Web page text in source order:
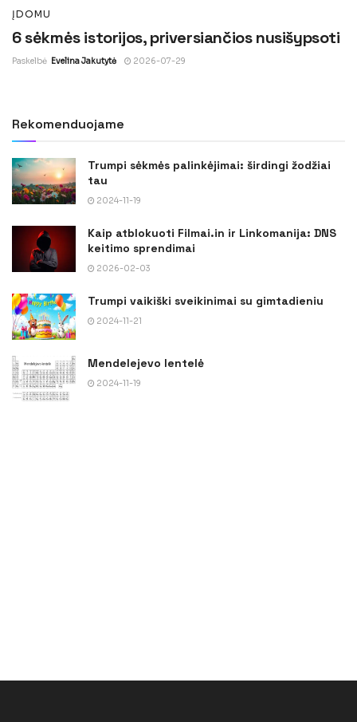
ĮDOMU
6 sėkmės istorijos, priversiančios nusišypsoti
Paskelbė Evelina Jakutytė 2026-07-29
Rekomenduojame
Trumpi sėkmės palinkėjimai: širdingi žodžiai
tau
2024-11-19
Kaip atblokuoti Filmai.in ir Linkomanija: DNS
keitimo sprendimai
2026-02-03
Trumpi vaikiški sveikinimai su gimtadieniu
2024-11-21
Mendelejevo lentelė
2024-11-19